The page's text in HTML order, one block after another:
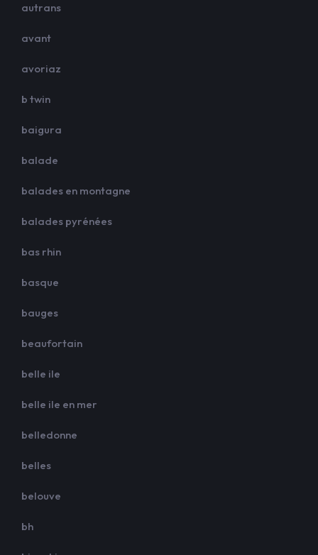
autrans
avant
avoriaz
b twin
baigura
balade
balades en montagne
balades pyrénées
bas rhin
basque
bauges
beaufortain
belle ile
belle ile en mer
belledonne
belles
belouve
bh